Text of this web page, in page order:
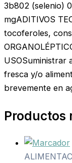
3b802 (selenio)
mgADITIVOS
tocoferoles,
USOSuministrar
fresca y/o
brevemente en
Productos